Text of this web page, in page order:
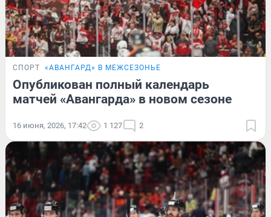
СПОРТ «АВАНГАРД» В МЕЖСЕЗОНЬЕ
Опубликован полный календарь
матчей «Авангарда» в новом сезоне
16 июня, 2026, 17:42 1 127 2